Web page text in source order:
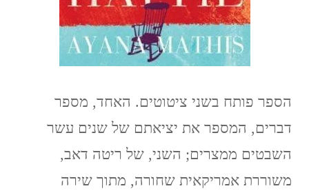
הספר פותח בשני ציטוטים. האחד, מספר
דברים, המספר את יציאתם של שנים עשר
השבטים ממצרים; השני, של ריטה דאב,
משוררת אמריקאית שחורה, מתוך שירה